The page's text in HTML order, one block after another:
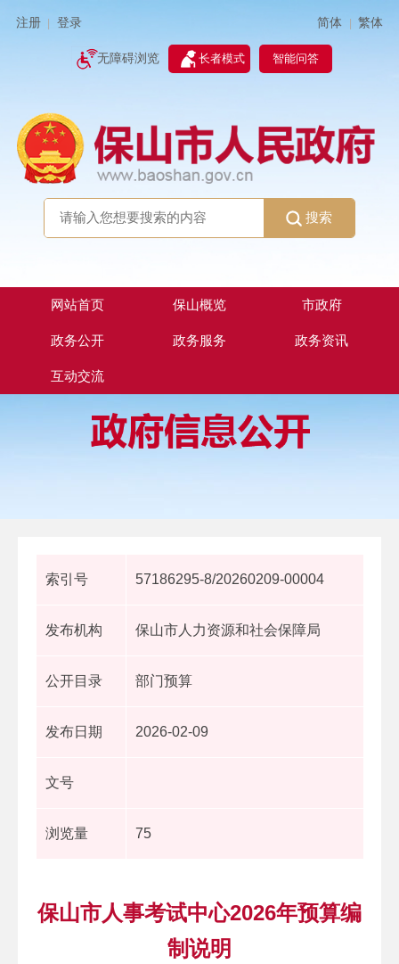
注册 登录 简体 | 繁体
无障碍浏览 长者模式 智能问答
搜索
网站首页 保山概览 市政府
政务公开 政务服务 政务资讯
互动交流
索引号 57186295-8/20260209-00004
发布机构 保山市人力资源和社会保障局
公开目录 部门预算
发布日期 2026-02-09
文号
浏览量 75
保山市人事考试中心2026年预算编
制说明